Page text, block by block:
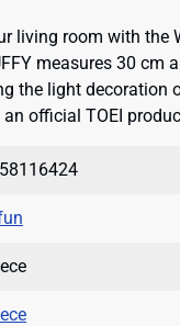
living room with the
measures 30 cm
the light decoration
official TOEI